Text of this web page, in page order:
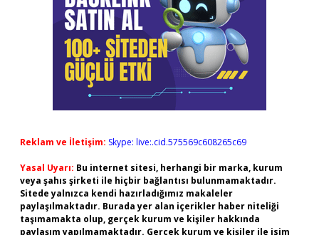
Reklam ve İletişim: Skype: live:.cid.575569c608265c69
Yasal Uyarı: Bu internet sitesi, herhangi bir marka, kurum
veya şahıs şirketi ile hiçbir bağlantısı bulunmamaktadır.
Sitede yalnızca kendi hazırladığımız makaleler
paylaşılmaktadır. Burada yer alan içerikler haber niteliği
taşımamakta olup, gerçek kurum ve kişiler hakkında
paylaşım yapılmamaktadır. Gerçek kurum ve kişiler ile isim